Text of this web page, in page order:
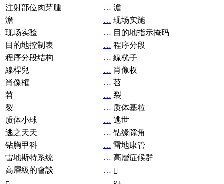
注射部位肉芽腫
… 澹
澹
… 现场实施
现场实验
… 目的地指示掩码
目的地控制表
… 程序分段
程序分段结构
… 線桄子
線桿兒
… 肖像权
肖像権
… 苕
苕
… 裂
裂
… 质体基粒
质体小球
… 逃世
逃之天天
… 钻缘隙角
钻胸甲科
… 雷地康管
雷地斯特系统
… 高層症候群
高層級的會談
… 𧘞